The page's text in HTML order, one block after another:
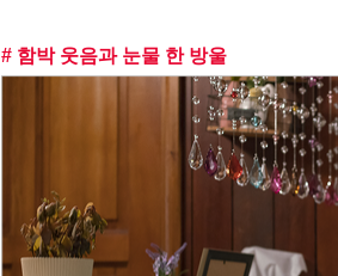
# 함박 웃음과 눈물 한 방울